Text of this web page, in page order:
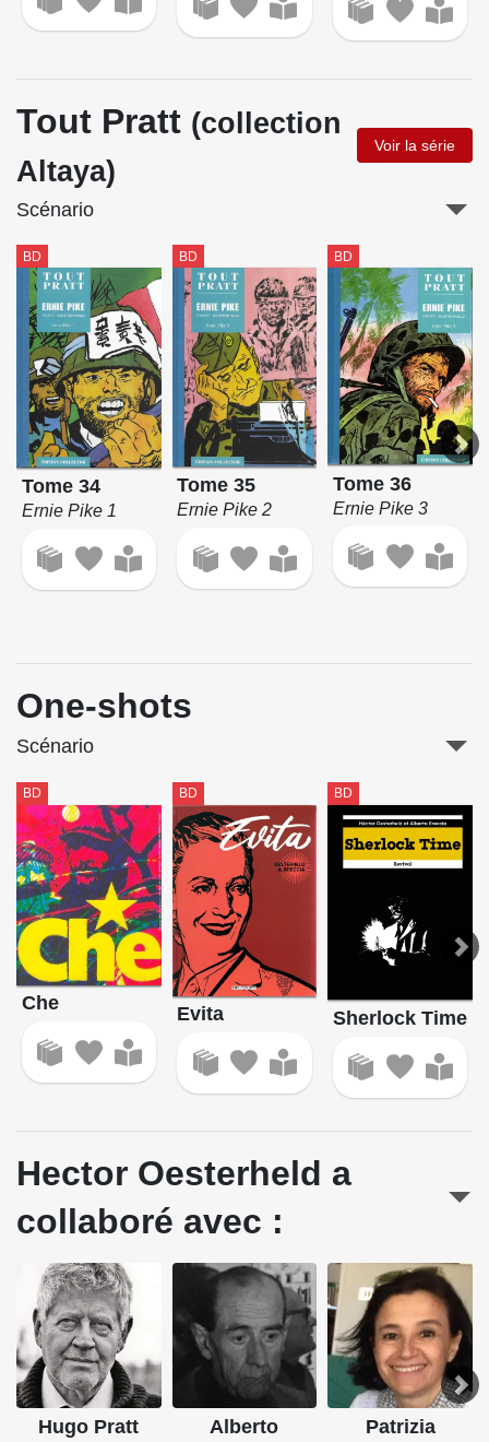
Tout Pratt (collection
Altaya)
Voir la série
Scénario
BD
Tome 34
Ernie Pike 1
BD
Tome 35
Ernie Pike 2
BD
Tome 36
Ernie Pike 3
One-shots
Scénario
BD
Che
BD
Evita
BD
Sherlock Time
Hector Oesterheld a
collaboré avec :
Hugo Pratt
Alberto
Patrizia